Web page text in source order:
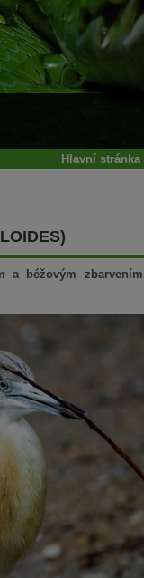
Hlavní stránka
a béžovým